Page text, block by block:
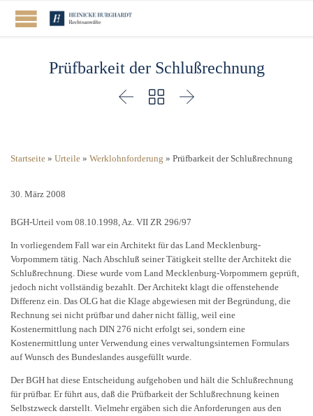
Prüfbarkeit der Schlußrechnung
  
Startseite » Urteile » Werklohnforderung » Prüfbarkeit der Schlußrechnung
30. März 2008
BGH-Urteil vom 08.10.1998, Az. VII ZR 296/97
In vorliegendem Fall war ein Architekt für das Land Mecklenburg-
Vorpommern tätig. Nach Abschluß seiner Tätigkeit stellte der Architekt die
Schlußrechnung. Diese wurde vom Land Mecklenburg-Vorpommern geprüft,
jedoch nicht vollständig bezahlt. Der Architekt klagt die offenstehende
Differenz ein. Das OLG hat die Klage abgewiesen mit der Begründung, die
Rechnung sei nicht prüfbar und daher nicht fällig, weil eine
Kostenermittlung nach DIN 276 nicht erfolgt sei, sondern eine
Kostenermittlung unter Verwendung eines verwaltungsinternen Formulars
auf Wunsch des Bundeslandes ausgefüllt wurde.
Der BGH hat diese Entscheidung aufgehoben und hält die Schlußrechnung
für prüfbar. Er führt aus, daß die Prüfbarkeit der Schlußrechnung keinen
Selbstzweck darstellt. Vielmehr ergäben sich die Anforderungen aus den